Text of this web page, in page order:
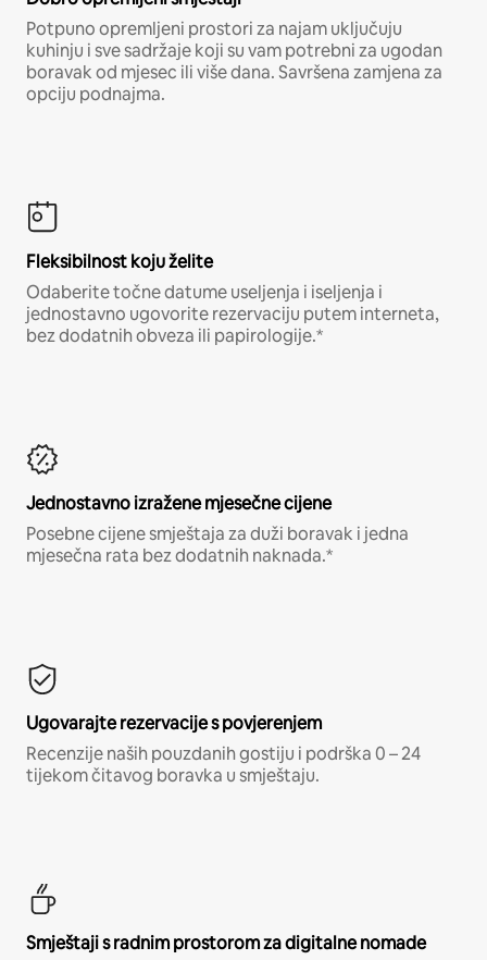
Potpuno opremljeni prostori za najam uključuju
kuhinju i sve sadržaje koji su vam potrebni za ugodan
boravak od mjesec ili više dana. Savršena zamjena za
opciju podnajma.
Fleksibilnost koju želite
Odaberite točne datume useljenja i iseljenja i
jednostavno ugovorite rezervaciju putem interneta,
bez dodatnih obveza ili papirologije.*
Jednostavno izražene mjesečne cijene
Posebne cijene smještaja za duži boravak i jedna
mjesečna rata bez dodatnih naknada.*
Ugovarajte rezervacije s povjerenjem
Recenzije naših pouzdanih gostiju i podrška 0 – 24
tijekom čitavog boravka u smještaju.
Smještaji s radnim prostorom za digitalne nomade